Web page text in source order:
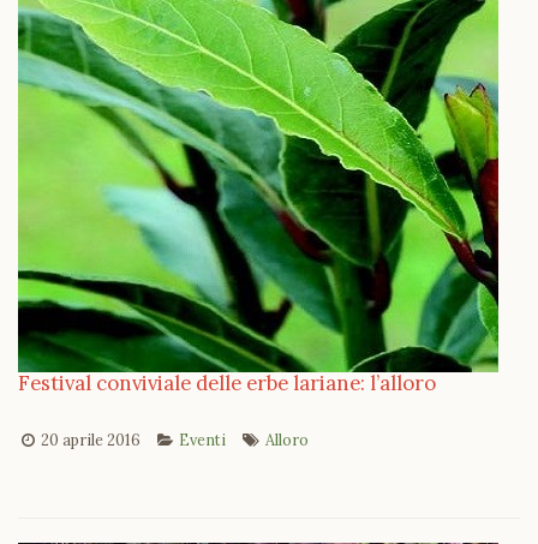
Festival conviviale delle erbe lariane: l’alloro
20 aprile 2016 Eventi Alloro